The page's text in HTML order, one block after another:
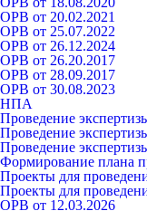
ОРВ от 20.02.2021
ОРВ от 25.07.2022
ОРВ от 26.12.2024
ОРВ от 26.20.2017
ОРВ от 28.09.2017
ОРВ от 30.08.2023
НПА
Проведение
Проведение
Проведение
Формирование плана
Проекты для
Проекты для
ОРВ от 12.03.2026